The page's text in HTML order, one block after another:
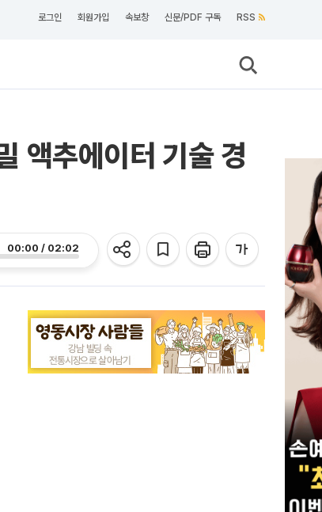
로그인 회원가입 속보창 신문/PDF 구독 RSS
액추에이터 기술 경
00:00 / 02:02